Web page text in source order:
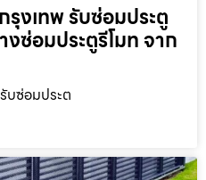
งเทพ รับซ่อมประตู
ซ่อมประตูรีโมท จาก
บซ่อมประต